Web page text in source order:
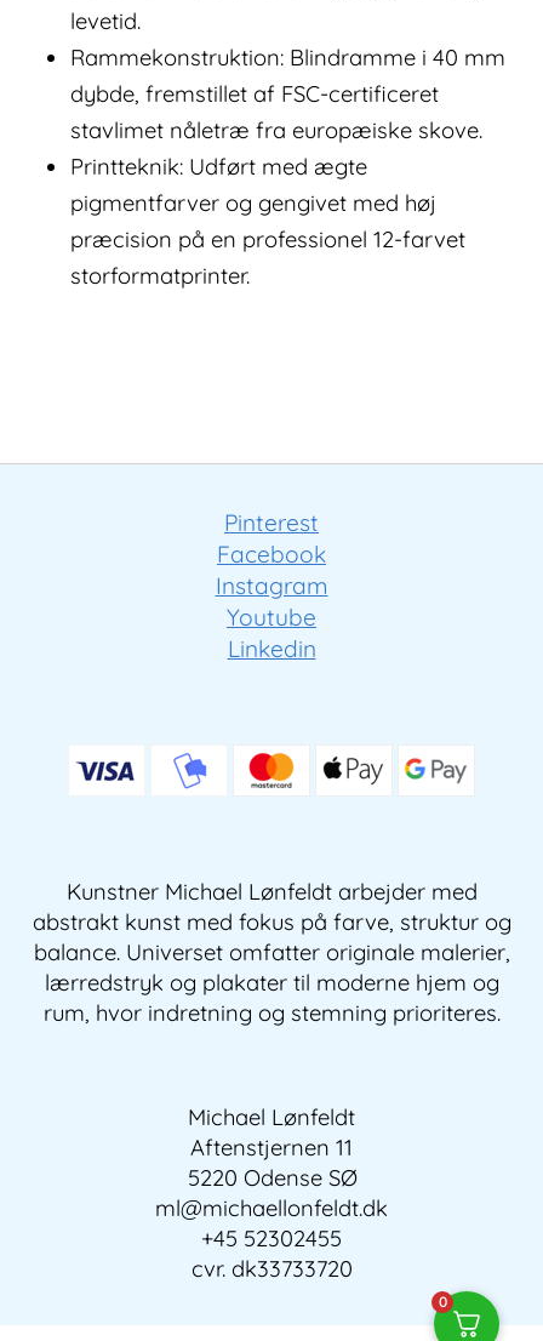
levetid.
Rammekonstruktion: Blindramme i 40 mm
dybde, fremstillet af FSC-certificeret
stavlimet nåletræ fra europæiske skove.
Printteknik: Udført med ægte
pigmentfarver og gengivet med høj
præcision på en professionel 12-farvet
storformatprinter.
Pinterest
Facebook
Instagram
Youtube
Linkedin
Kunstner Michael Lønfeldt arbejder med
abstrakt kunst med fokus på farve, struktur og
balance. Universet omfatter originale malerier,
lærredstryk og plakater til moderne hjem og
rum, hvor indretning og stemning prioriteres.
Michael Lønfeldt
Aftenstjernen 11
5220 Odense SØ
ml@michaellonfeldt.dk
+45 52302455
cvr. dk33733720
0